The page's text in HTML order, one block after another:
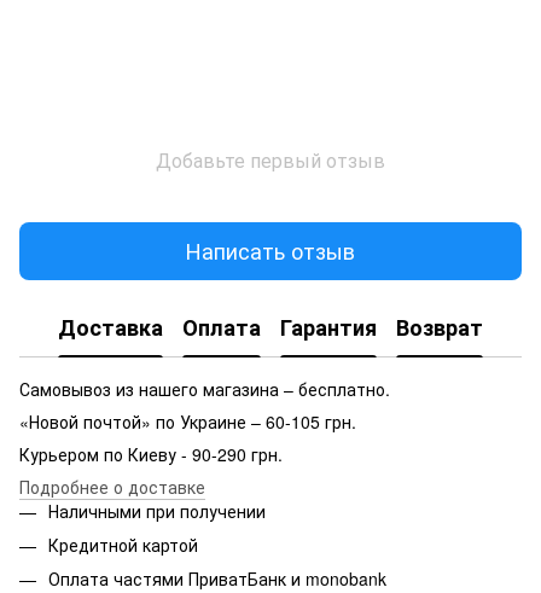
Добавьте первый отзыв
Написать отзыв
Доставка Оплата Гарантия Возврат
Самовывоз из нашего магазина – бесплатно.
«Новой почтой» по Украине – 60-105 грн.
Курьером по Киеву - 90-290 грн.
Подробнее о доставке
Наличными при получении
Кредитной картой
Оплата частями ПриватБанк и monobank